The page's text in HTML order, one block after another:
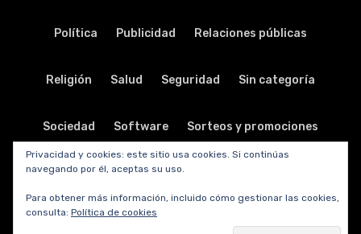
Política Publicidad Relaciones públicas
Religión Salud Seguridad Sin categoría
Sociedad Software Sorteos y promociones
Tabletas Teatro
Telecomunicaciones
Privacidad y cookies: este sitio usa cookies. Si continúas
navegando por él, aceptas su uso.
Para obtener más información, incluido cómo gestionar las cookies,
consulta: Política de cookies